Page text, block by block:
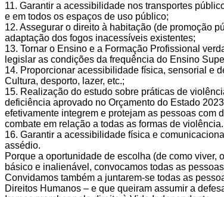
11. Garantir a acessibilidade nos transportes
e em todos os espaços de uso público;
12. Assegurar o direito à habitação (de promoção
adaptação dos fogos inacessíveis existentes;
13. Tornar o Ensino e a Formação Profissional
legislar as condições da frequência do Ensino
14. Proporcionar acessibilidade física, sensorial e
Cultura, desporto, lazer, etc.;
15. Realização do estudo sobre práticas de
deficiência aprovado no Orçamento do Estado
efetivamente integrem e protejam as pessoas com
combate em relação a todas as formas de violência.
16. Garantir a acessibilidade física e
assédio.
Porque a oportunidade de escolha (de como viver,
básico e inalienável, convocamos todas as
Convidamos também a juntarem-se todas as
Direitos Humanos – e que queiram assumir a